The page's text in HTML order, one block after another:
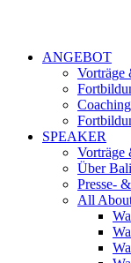
ANGEBOT
Vorträge
SPEAKER
Vorträge
Über
Presse-
All